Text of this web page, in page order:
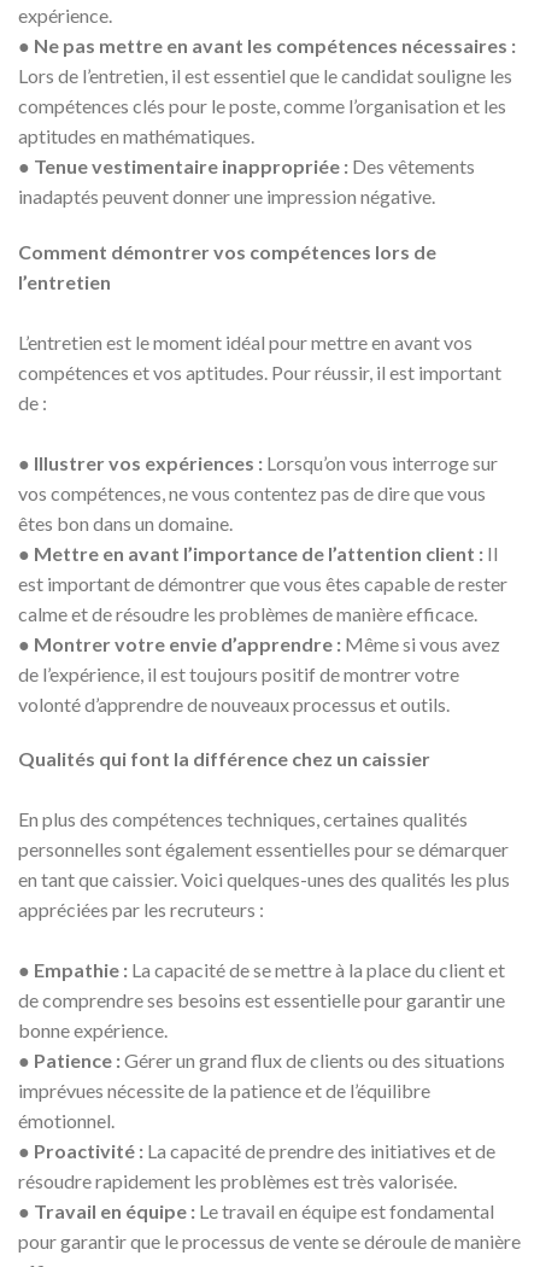
expérience.
● Ne pas mettre en avant les compétences nécessaires :
Lors de l’entretien, il est essentiel que le candidat souligne les
compétences clés pour le poste, comme l’organisation et les
aptitudes en mathématiques.
● Tenue vestimentaire inappropriée : Des vêtements
inadaptés peuvent donner une impression négative.
Comment démontrer vos compétences lors de
l’entretien
L’entretien est le moment idéal pour mettre en avant vos
compétences et vos aptitudes. Pour réussir, il est important
de :
● Illustrer vos expériences : Lorsqu’on vous interroge sur
vos compétences, ne vous contentez pas de dire que vous
êtes bon dans un domaine.
● Mettre en avant l’importance de l’attention client : Il
est important de démontrer que vous êtes capable de rester
calme et de résoudre les problèmes de manière efficace.
● Montrer votre envie d’apprendre : Même si vous avez
de l’expérience, il est toujours positif de montrer votre
volonté d’apprendre de nouveaux processus et outils.
Qualités qui font la différence chez un caissier
En plus des compétences techniques, certaines qualités
personnelles sont également essentielles pour se démarquer
en tant que caissier. Voici quelques-unes des qualités les plus
appréciées par les recruteurs :
● Empathie : La capacité de se mettre à la place du client et
de comprendre ses besoins est essentielle pour garantir une
bonne expérience.
● Patience :Gérer un grand flux de clients ou des situations
imprévues nécessite de la patience et de l’équilibre
émotionnel.
● Proactivité : La capacité de prendre des initiatives et de
résoudre rapidement les problèmes est très valorisée.
● Travail en équipe : Le travail en équipe est fondamental
pour garantir que le processus de vente se déroule de manière